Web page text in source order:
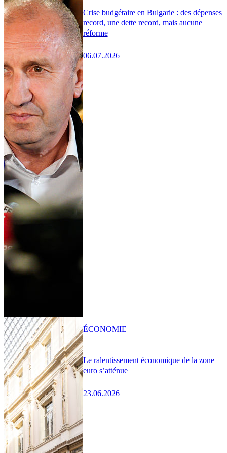
Crise budgétaire en Bulgarie : des dépenses
record, une dette record, mais aucune
réforme
06.07.2026
Le ralentissement économique de la zone
euro s’atténue
23.06.2026
ÉCONOMIE